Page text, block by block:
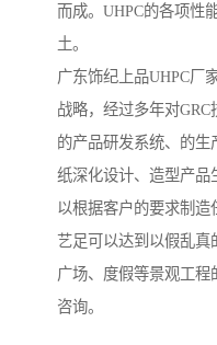
而成。UHPC的各项性
土。
广东饰纪上品UHPC厂
战略，经过多年对
的产品研发系统、的生
纸深化设计、造型产品
以根据客户的要求制造
艺足可以达到以假乱真
广场、度假等景观工
咨询。